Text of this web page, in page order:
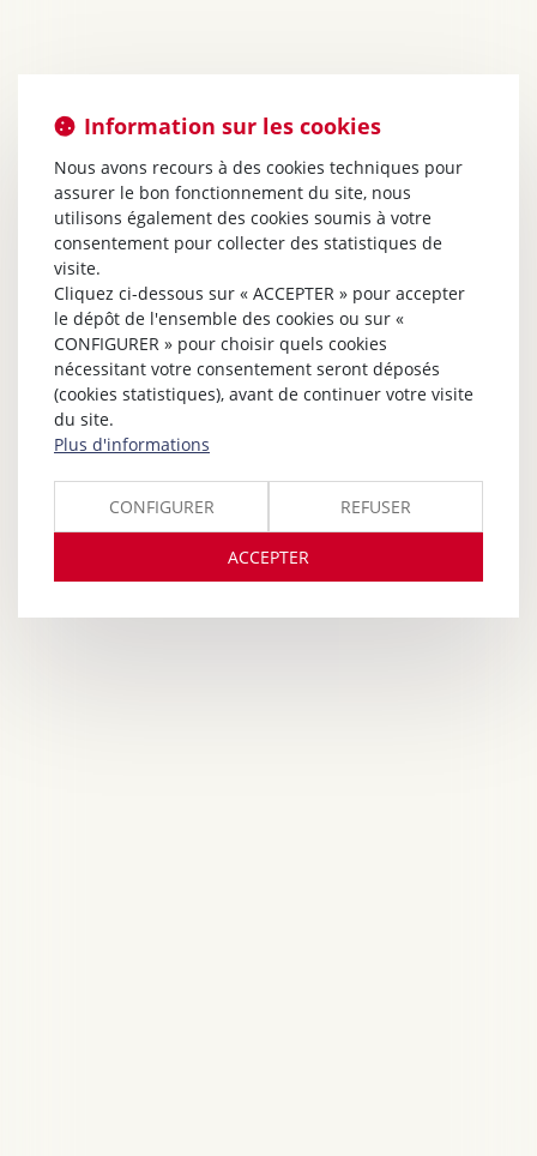
Information sur les cookies
Nous avons recours à des cookies techniques pour
assurer le bon fonctionnement du site, nous
utilisons également des cookies soumis à votre
consentement pour collecter des statistiques de
visite.
Cliquez ci-dessous sur « ACCEPTER » pour accepter
le dépôt de l'ensemble des cookies ou sur «
CONFIGURER » pour choisir quels cookies
nécessitant votre consentement seront déposés
(cookies statistiques), avant de continuer votre visite
du site.
Plus d'informations
CONFIGURER REFUSER
ACCEPTER